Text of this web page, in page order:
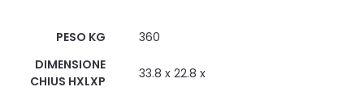
PESO KG
360
DIMENSIONE
CHIUS HXLXP
33.8 x 22.8 x